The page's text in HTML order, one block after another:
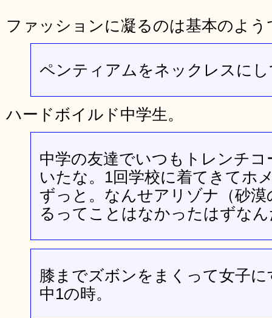
ファッションに凝るのは基本のよう
ペンティアムをネックレスに
ハードボイルド中学生。
中学の友達でいつもトレンチ
いたな。1回学校に着てきてホ
ずっと。なんせアリゾナ（砂
るってことはなかったはずな
膝までズボンをまくって女子
中1の時。